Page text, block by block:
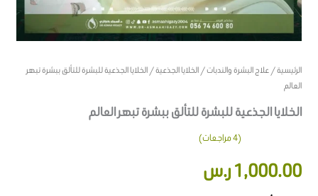
الرئيسية/علاج البشرة والندبات/الخلايا الجذعية/ الخلايا الجذعية للبشرة للتألق ببشرة تبهر
العالم
الخلايا الجذعية للبشرة للتألق ببشرة تبهر العالم
التقييم بـ
3.50من
(
4مراجعات)
1,000.00ر.س